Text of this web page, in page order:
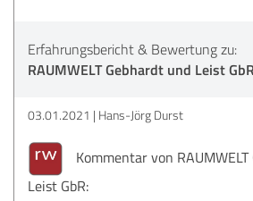
Erfahrungsbericht & Bewertung zu:
RAUMWELT Gebhardt und Leist GbR
03.01.2021 Hans-Jörg Durst
Kommentar von
Leist GbR: